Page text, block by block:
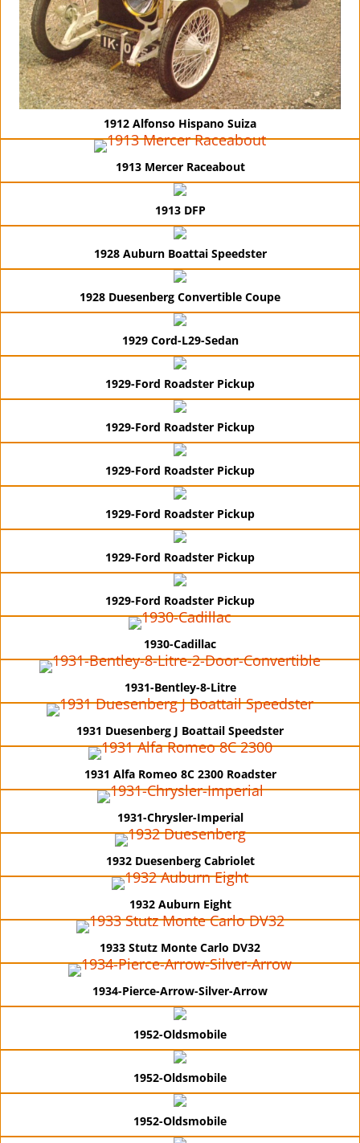
1912 Alfonso Hispano Suiza
1913 Mercer Raceabout
1913 DFP
1928 Auburn Boattai Speedster
1928 Duesenberg Convertible Coupe
1929 Cord-L29-Sedan
1929-Ford Roadster Pickup
1929-Ford Roadster Pickup
1929-Ford Roadster Pickup
1929-Ford Roadster Pickup
1929-Ford Roadster Pickup
1929-Ford Roadster Pickup
1930-Cadillac
1931-Bentley-8-Litre
1931 Duesenberg J Boattail Speedster
1931 Alfa Romeo 8C 2300 Roadster
1931-Chrysler-Imperial
1932 Duesenberg Cabriolet
1932 Auburn Eight
1933 Stutz Monte Carlo DV32
1934-Pierce-Arrow-Silver-Arrow
1952-Oldsmobile
1952-Oldsmobile
1952-Oldsmobile